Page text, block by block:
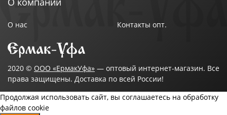
О нас Контакты опт.
2020 © ООО «ЕрмакУфа» — оптовый интернет-магазин. Все
права защищены. Доставка по всей России!
Продолжая использовать сайт, вы соглашаетесь на обработку
файлов cookie